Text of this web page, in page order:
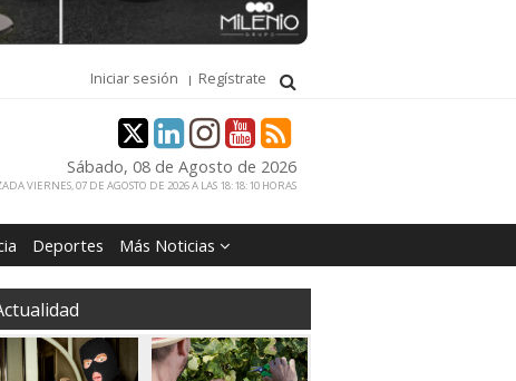
Iniciar sesión Regístrate
Sábado, 08 de Agosto de 2026
VIERNES, 07 DE AGOSTO DE 2026 A LAS 18:18:10 HORAS
Deportes Más Noticias